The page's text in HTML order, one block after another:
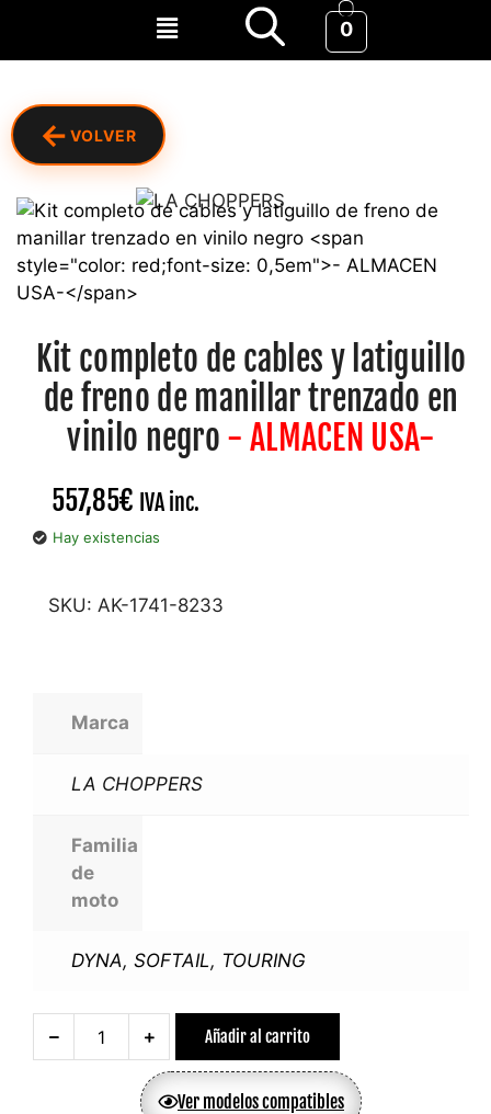
0
← VOLVER
Kit completo de cables y latiguillo
de freno de manillar trenzado en
vinilo negro - ALMACEN USA-
557,85€ IVA inc.
Hay existencias
SKU: AK-1741-8233
Marca
LA CHOPPERS
Familia
de
moto
DYNA, SOFTAIL, TOURING
Añadir al carrito
Ver modelos compatibles